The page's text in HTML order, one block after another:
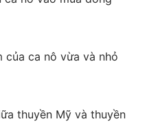
của ca nô vừa và nhỏ
thuyền Mỹ và thuyền